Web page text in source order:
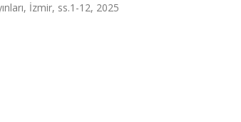
İzmir, ss.1-12, 2025